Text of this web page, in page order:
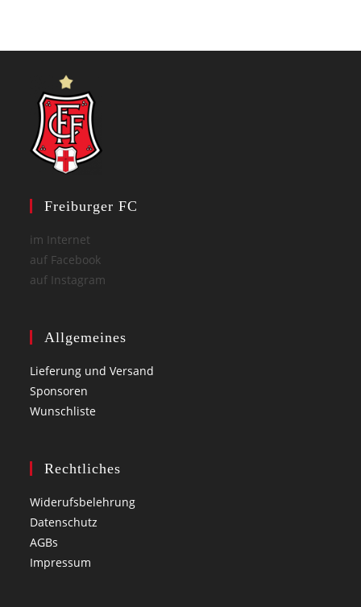
Freiburger FC
im Internet
auf Facebook
auf Instagram
Allgemeines
Lieferung und Versand
Sponsoren
Wunschliste
Rechtliches
Widerufsbelehrung
Datenschutz
AGBs
Impressum